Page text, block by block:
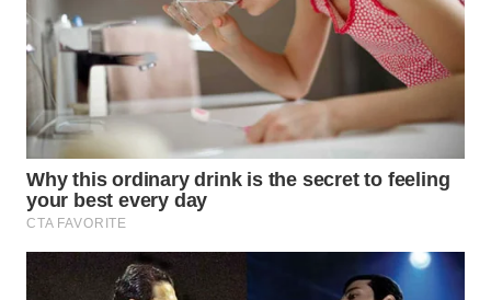
WN
NIAS
WN
LANGKAT
WN
TAPANULI
SELATAN
WN